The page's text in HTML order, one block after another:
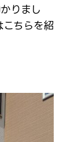
りまし
こちらを紹